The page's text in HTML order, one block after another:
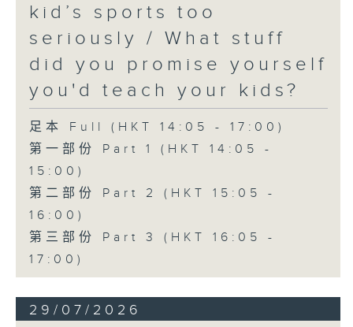
kid’s sports too
seriously / What stuff
did you promise yourself
you'd teach your kids?
足本 Full (HKT 14:05 - 17:00)
第一部份 Part 1 (HKT 14:05 -
15:00)
第二部份 Part 2 (HKT 15:05 -
16:00)
第三部份 Part 3 (HKT 16:05 -
17:00)
29/07/2026